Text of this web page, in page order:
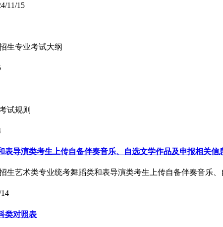
11/15
生专业考试大纲
试规则
导演类考生上传自备伴奏音乐、自选文学作品及申报相关信
生艺术类专业统考舞蹈类和表导演类考生上传自备伴奏音乐
类对照表